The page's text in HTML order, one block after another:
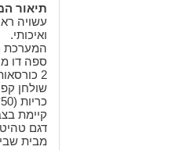
תיאור
עשויה
ואיכותי.
המערכת
ספה דו
2 כורסאות יחיד (57*60*90 ס''מ),
שולחן קפה
כריות (50*60*90 ס''מ),
קיימת
דגם טהיטי,
מבית